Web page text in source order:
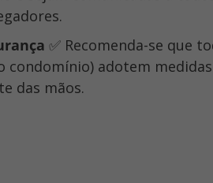
✅ Recomenda-se que
adotem
das mãos.